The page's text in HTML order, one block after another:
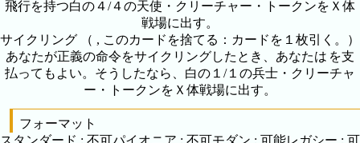
飛行を持つ白の４/４の天使・クリーチャー・トークンをＸ体
戦場に出す。
サイクリング
（ , このカードを捨てる：カードを１枚引く。）
あなたが正義の命令をサイクリングしたとき、あなたは を支
払ってもよい。そうしたなら、白の１/１の兵士・クリーチャ
ー・トークンをＸ体戦場に出す。
フォーマット
スタンダード : 不可パイオニア : 不可モダン : 可能レガシー : 可